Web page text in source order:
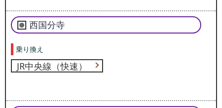
西国分寺
乗り換え
JR中央線（快速）